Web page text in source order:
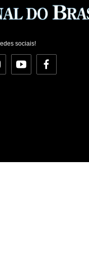
sociais!
YouTubeFacebook